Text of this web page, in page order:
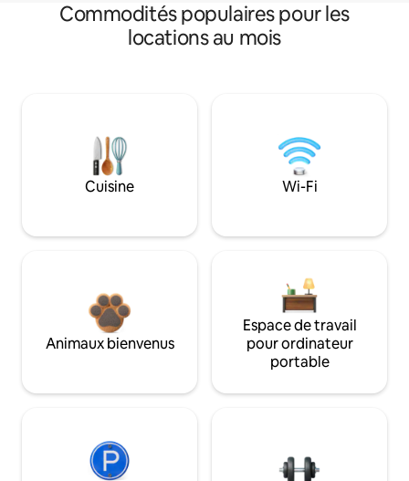
Commodités populaires pour les
locations au mois
Cuisine Wi-Fi
Animaux bienvenus
Espace de travail
pour ordinateur
portable